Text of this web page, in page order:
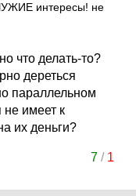
интересы! не
что делать-то?
дереться
параллельном
не имеет к
их деньги?
7/ 1